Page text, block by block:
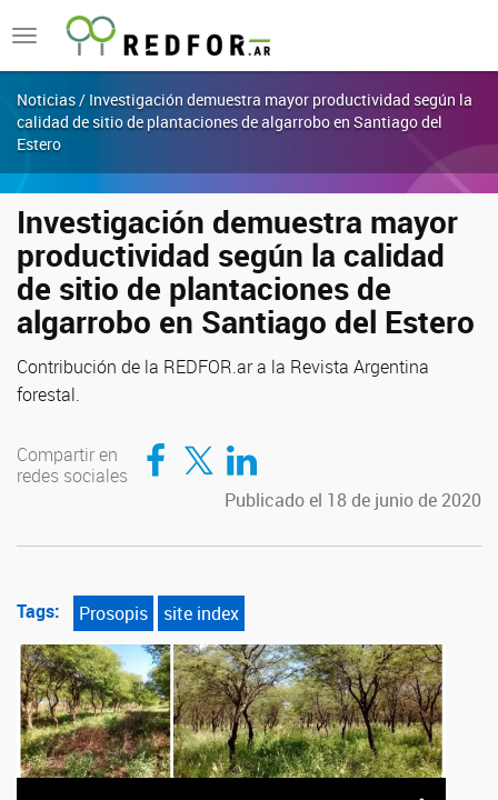
Toggle
navigation
Noticias / Investigación demuestra mayor productividad según la
calidad de sitio de plantaciones de algarrobo en Santiago del
Estero
Investigación demuestra mayor
productividad según la calidad
de sitio de plantaciones de
algarrobo en Santiago del Estero
Contribución de la REDFOR.ar a la Revista Argentina
forestal.
Compartir en
redes sociales
Compartir en Facebook Compartir en Twitter Compartir en LinkedIn
Publicado el 18 de junio de 2020
Tags: Prosopis site index